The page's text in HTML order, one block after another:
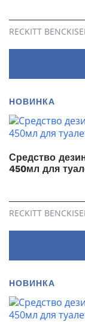
RECKITT
НОВИНКА
Средство
450мл для
RECKITT
НОВИНКА